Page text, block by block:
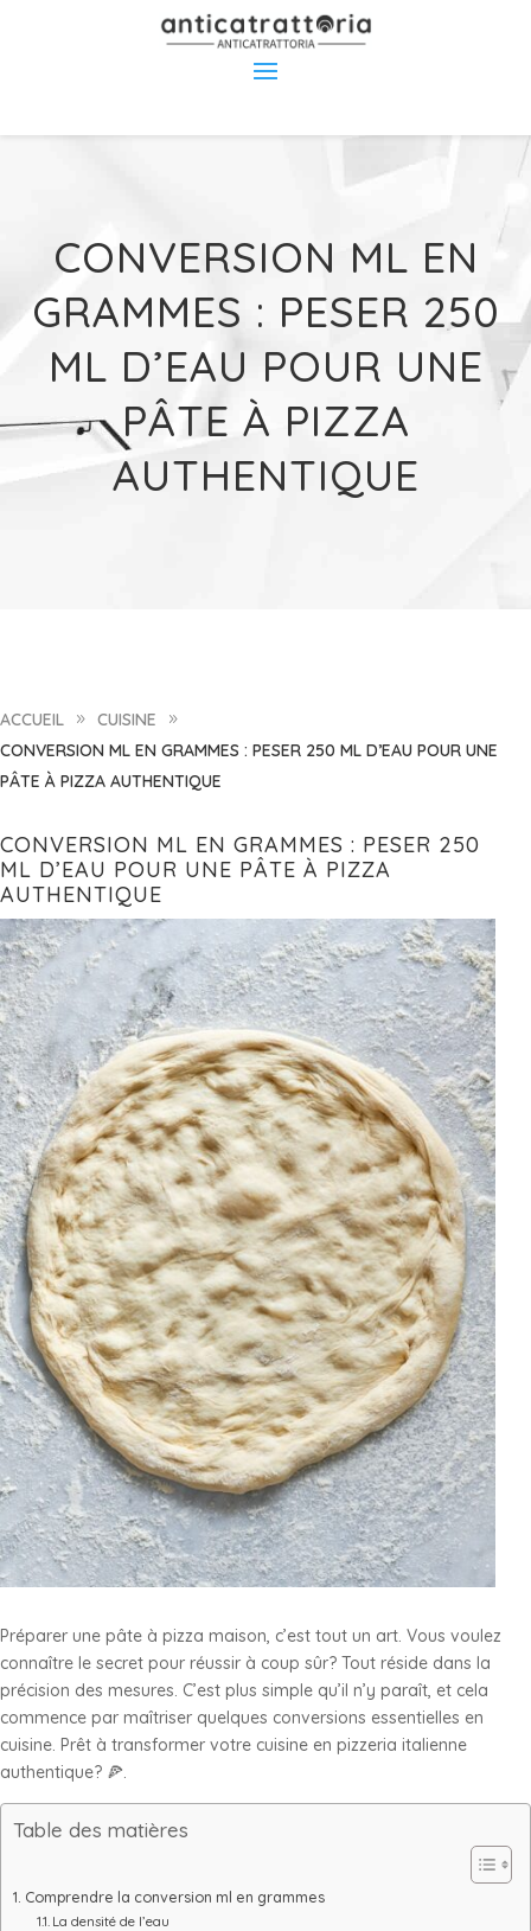
CONVERSION ML EN
GRAMMES : PESER 250
ML D’EAU POUR UNE
PÂTE À PIZZA
AUTHENTIQUE
ACCUEIL 9 CUISINE 9
CONVERSION ML EN GRAMMES : PESER 250 ML D’EAU POUR UNE
PÂTE À PIZZA AUTHENTIQUE
CONVERSION ML EN GRAMMES : PESER 250
ML D’EAU POUR UNE PÂTE À PIZZA
AUTHENTIQUE
Préparer une pâte à pizza maison, c’est tout un art. Vous voulez
connaître le secret pour réussir à coup sûr? Tout réside dans la
précision des mesures. C’est plus simple qu’il n’y paraît, et cela
commence par maîtriser quelques conversions essentielles en
cuisine. Prêt à transformer votre cuisine en pizzeria italienne
authentique? 🍕.
Table des matières
Comprendre la conversion ml en grammes
La densité de l’eau